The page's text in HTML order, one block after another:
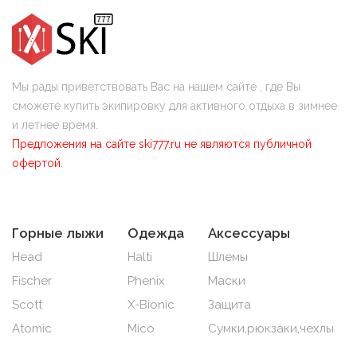
Мы рады приветствовать Вас на нашем сайте , где Вы
сможете купить экипировку для активного отдыха в зимнее
и летнее время.
Предложения на сайте ski777.ru не являются публичной
офертой.
Горные лыжи
Head
Fischer
Scott
Atomic
Одежда
Halti
Phenix
X-Bionic
Mico
Аксессуары
Шлемы
Маски
Защита
Сумки,рюкзаки,чехлы